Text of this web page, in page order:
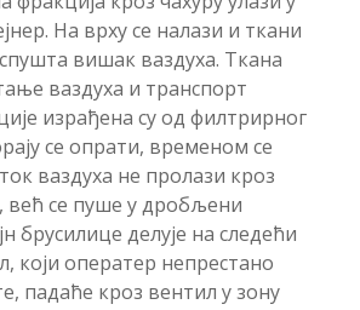
На врху се налази и ткани
вишак ваздуха. Ткана
ваздуха и транспорт
израђена су од филтрирног
се опрати, временом се
ваздуха не пролази кроз
већ се пуше у дробљени
брусилице делује на следећи
који оператер непрестано
падаће кроз вентил у зону